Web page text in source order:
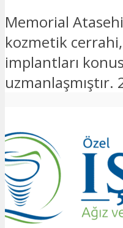
Memorial
kozmetik cerrahi,
implantları
uzmanlaşmıştır.